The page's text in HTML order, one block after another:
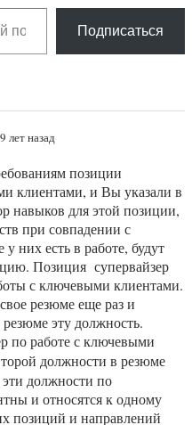
Подписаться
лет назад
позиции
клиентами, и Вы указали в
навыков для этой позиции,
при совпадении с
них есть в работе, будут
Позиция супервайзер
с ключевыми клиентами.
резюме еще раз и
эту должность.
по работе с ключевыми
должности в резюме
эти должности по
и относятся к одному
позиций и направлений